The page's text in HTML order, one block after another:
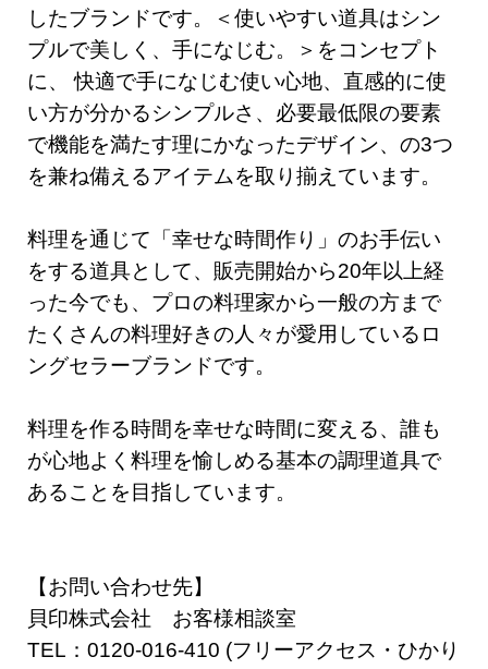
したブランドです。＜使いやすい道具はシン
プルで美しく、手になじむ。＞をコンセプト
に、 快適で手になじむ使い心地、直感的に使
い方が分かるシンプルさ、必要最低限の要素
で機能を満たす理にかなったデザイン、の3つ
を兼ね備えるアイテムを取り揃えています。
料理を通じて「幸せな時間作り」のお手伝い
をする道具として、販売開始から20年以上経
った今でも、プロの料理家から一般の方まで
たくさんの料理好きの人々が愛用しているロ
ングセラーブランドです。
料理を作る時間を幸せな時間に変える、誰も
が心地よく料理を愉しめる基本の調理道具で
あることを目指しています。
【お問い合わせ先】
貝印株式会社 お客様相談室
TEL：0120-016-410 (フリーアクセス・ひかり